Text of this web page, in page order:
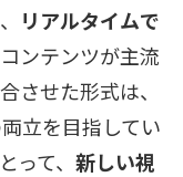
リアルタイムで
ンテンツが主流
させた形式は、
立を目指してい
て、 新しい視